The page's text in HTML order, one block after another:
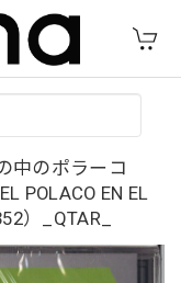
中のポラーコ
POLACO EN EL
）_QTAR_